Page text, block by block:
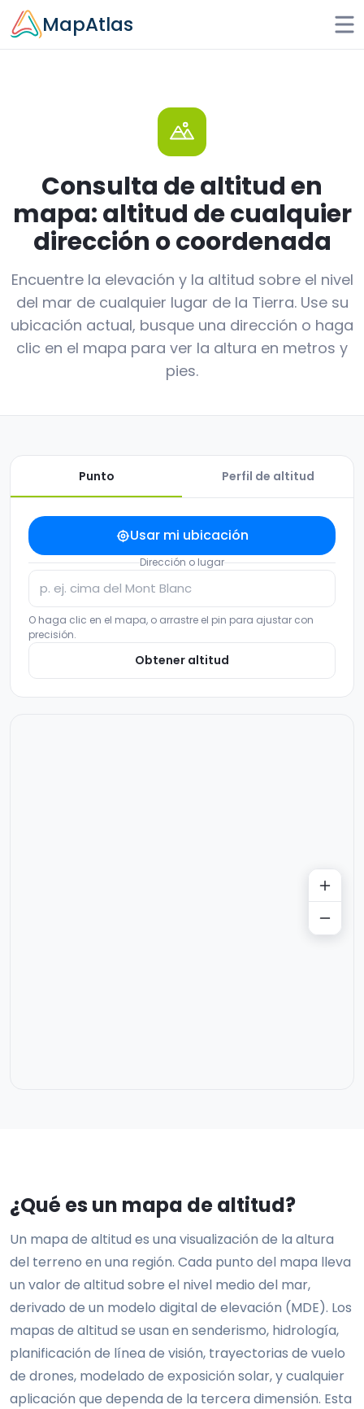
Skip to main content
MapAtlas
Consulta de altitud en
mapa: altitud de cualquier
dirección o coordenada
Encuentre la elevación y la altitud sobre el nivel
del mar de cualquier lugar de la Tierra. Use su
ubicación actual, busque una dirección o haga
clic en el mapa para ver la altura en metros y
pies.
Punto Perfil de altitud
Usar mi ubicación
Dirección o lugar
O haga clic en el mapa, o arrastre el pin para ajustar con
precisión.
Obtener altitud
¿Qué es un mapa de altitud?
Un mapa de altitud es una visualización de la altura
del terreno en una región. Cada punto del mapa lleva
un valor de altitud sobre el nivel medio del mar,
derivado de un modelo digital de elevación (MDE). Los
mapas de altitud se usan en senderismo, hidrología,
planificación de línea de visión, trayectorias de vuelo
de drones, modelado de exposición solar, y cualquier
aplicación que dependa de la tercera dimensión. Esta